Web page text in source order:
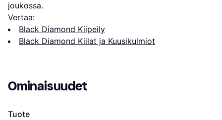
joukossa.
Vertaa:
Black Diamond Kiipeily
Black Diamond Kiilat ja Kuusikulmiot
Ominaisuudet
Tuote